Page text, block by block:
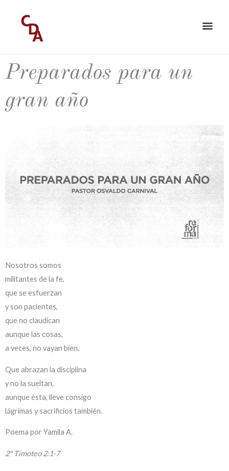
contenido
Preparados para un
gran año
Nosotros somos
militantes de la fe,
que se esfuerzan
y son pacientes,
que no claudican
aunque las cosas,
a veces, no vayan bien.
Que abrazan la disciplina
y no la sueltan,
aunque ésta, lleve consigo
lágrimas y sacrificios también.
Poema por Yamila A.
2º Timoteo 2:1-7